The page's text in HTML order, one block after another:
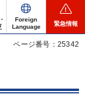
Foreign
Language
緊急情報
ページ番号：25342